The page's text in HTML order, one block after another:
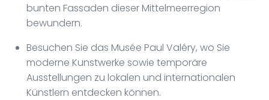
bunten Fassaden dieser Mittelmeerregion
bewundern.
Besuchen Sie das Musée Paul Valéry, wo Sie
moderne Kunstwerke sowie temporäre
Ausstellungen zu lokalen und internationalen
Künstlern entdecken können.